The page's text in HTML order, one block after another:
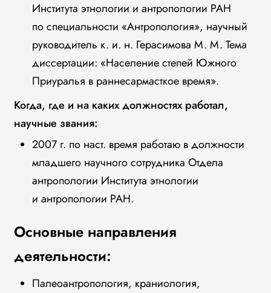
Института этнологии и антропологии РАН
по специальности «Антропология», научный
руководитель к. и. н. Герасимова М. М. Тема
диссертации: «Население степей Южного
Приуралья в раннесармасткое время».
Когда, где и на каких должностях работал,
научные звания:
2007 г. по наст. время работаю в должности
младшего научного сотрудника Отдела
антропологии Института этнологии
и антропологии РАН.
Основные направления
деятельности:
Палеоантропология, краниология,